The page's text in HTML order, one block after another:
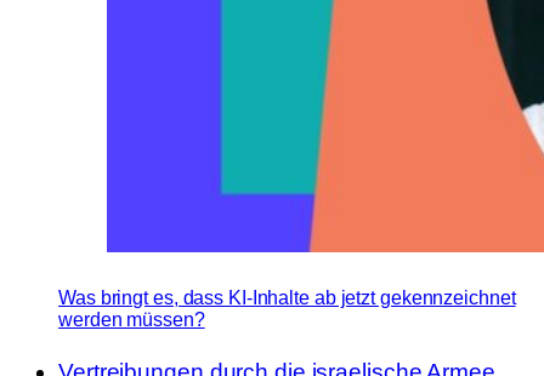
Was bringt es, dass KI-Inhalte ab jetzt gekennzeichnet
werden müssen?